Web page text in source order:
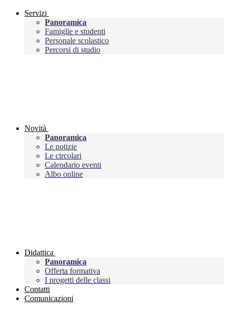
Servizi
Panoramica
Famiglie e studenti
Personale scolastico
Percorsi di studio
Novità
Panoramica
Le notizie
Le circolari
Calendario eventi
Albo online
Didattica
Panoramica
Offerta formativa
I progetti delle classi
Contatti
Comunicazioni